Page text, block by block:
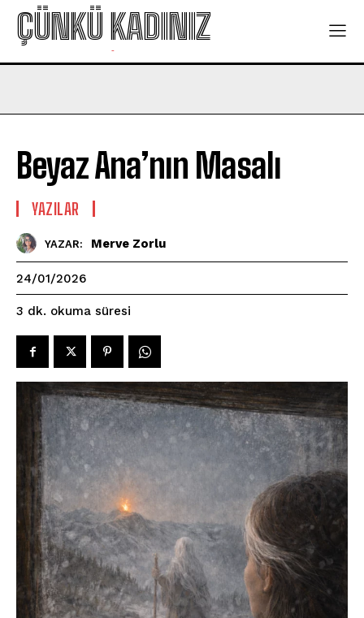
ÇÜNKÜ KADINIZ
-
Beyaz Ana’nın Masalı
YAZILAR
YAZAR: Merve Zorlu
24/01/2026
3 dk. okuma süresi